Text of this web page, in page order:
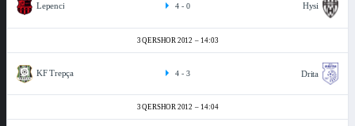
Lepenci Hysi
4 - 0
3 QERSHOR 2012 14:03
KF Trepça Drita
4 - 3
3 QERSHOR 2012 14:04